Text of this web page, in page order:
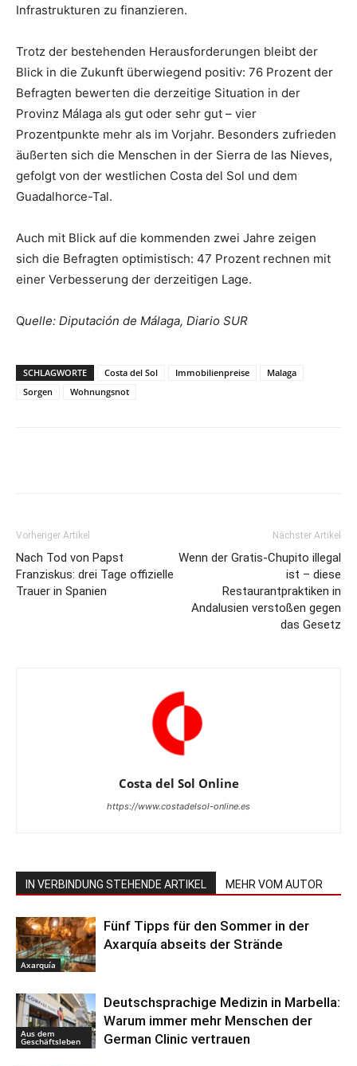
Infrastrukturen zu finanzieren.
Trotz der bestehenden Herausforderungen bleibt der
Blick in die Zukunft überwiegend positiv: 76 Prozent der
Befragten bewerten die derzeitige Situation in der
Provinz Málaga als gut oder sehr gut – vier
Prozentpunkte mehr als im Vorjahr. Besonders zufrieden
äußerten sich die Menschen in der Sierra de las Nieves,
gefolgt von der westlichen Costa del Sol und dem
Guadalhorce-Tal.
Auch mit Blick auf die kommenden zwei Jahre zeigen
sich die Befragten optimistisch: 47 Prozent rechnen mit
einer Verbesserung der derzeitigen Lage.
Quelle: Diputación de Málaga, Diario SUR
SCHLAGWORTE Costa del Sol Immobilienpreise
Malaga
Sorgen
Wohnungsnot
Vorheriger Artikel
Nach Tod von Papst
Franziskus: drei Tage offizielle
Trauer in Spanien
Nächster Artikel
Wenn der Gratis-Chupito illegal
ist – diese
Restaurantpraktiken in
Andalusien verstoßen gegen
das Gesetz
Costa del Sol Online
https://www.costadelsol-online.es
IN VERBINDUNG STEHENDE ARTIKEL MEHR VOM AUTOR
Axarquía
Fünf Tipps für den Sommer in der
Axarquía abseits der Strände
Aus dem
Geschäftsleben
Deutschsprachige Medizin in Marbella:
Warum immer mehr Menschen der
German Clinic vertrauen